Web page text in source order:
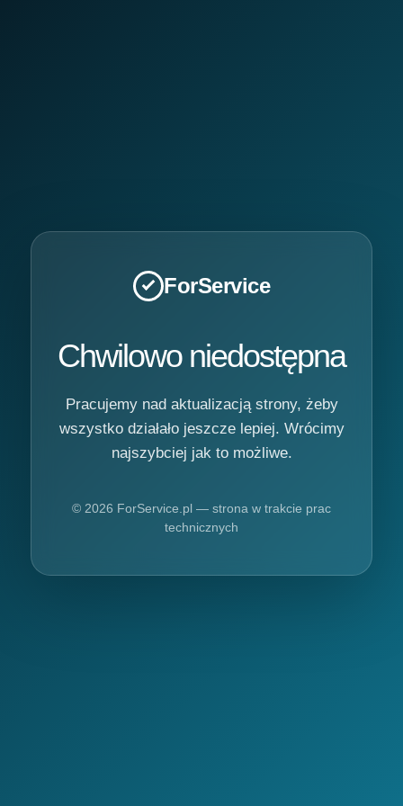
ForService
Chwilowo niedostępna
Pracujemy nad aktualizacją strony, żeby
wszystko działało jeszcze lepiej. Wrócimy
najszybciej jak to możliwe.
© 2026 ForService.pl — strona w trakcie prac
technicznych